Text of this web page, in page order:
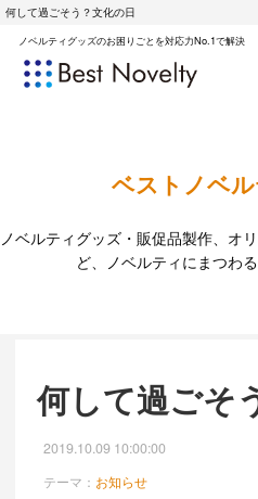
何して過ごそう？文化の日
ノベルティグッズのお困りごとを対応力No.1で解決
ベストノベ
ノベルティグッズ・販促品製作、オ
ど、ノベルティにまつわ
何して過ごそ
2019.10.09 10:00:00
テーマ： お知らせ